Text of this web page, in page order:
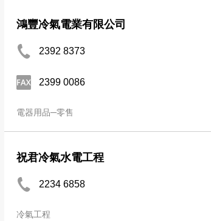
鴻豐冷氣電業有限公司
2392 8373
2399 0086
電器用品─零售
祝君冷氣水電工程
2234 6858
冷氣工程